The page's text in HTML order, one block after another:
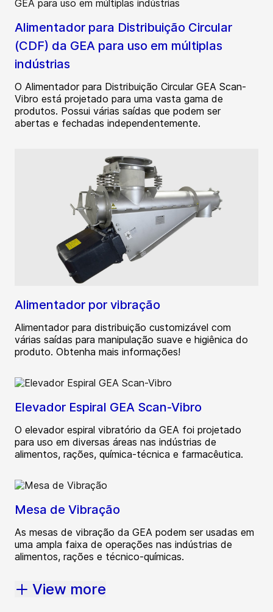
Alimentador para Distribuição Circular
(CDF) da GEA para uso em múltiplas
indústrias
O Alimentador para Distribuição Circular GEA Scan-
Vibro está projetado para uma vasta gama de
produtos. Possui várias saídas que podem ser
abertas e fechadas independentemente.
Alimentador por vibração
Alimentador para distribuição customizável com
várias saídas para manipulação suave e higiênica do
produto. Obtenha mais informações!
Elevador Espiral GEA Scan-Vibro
O elevador espiral vibratório da GEA foi projetado
para uso em diversas áreas nas indústrias de
alimentos, rações, química-técnica e farmacêutica.
Mesa de Vibração
As mesas de vibração da GEA podem ser usadas em
uma ampla faixa de operações nas indústrias de
alimentos, rações e técnico-químicas.
View more